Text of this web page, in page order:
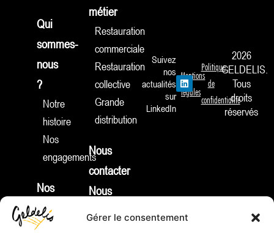
Gérer le consentement
Qui
sommes-
nous
?
Notre
histoire
Nos
engagements
Nos
produits
métier
Restauration
commerciale
Restauration
collective
Grande
distribution
Nous
contacter
Nous
rejoindre
2026
GELDELIS.
Tous
droits
réservés
Mentions
légales
Politique
de
confidentialité
Suivez
nos
actualités
sur
LinkedIn
L
i
n